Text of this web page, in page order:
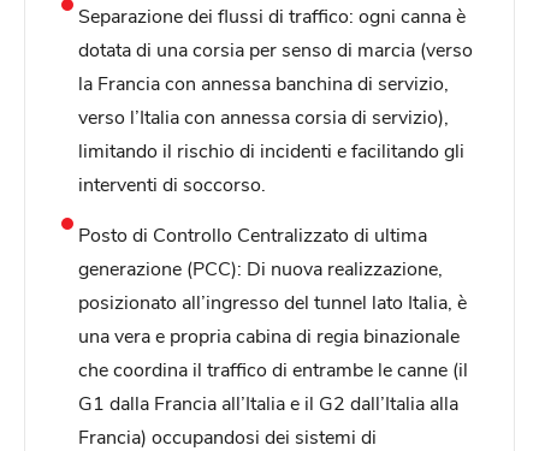
Separazione dei flussi di traffico: ogni canna è
dotata di una corsia per senso di marcia (verso
la Francia con annessa banchina di servizio,
verso l’Italia con annessa corsia di servizio),
limitando il rischio di incidenti e facilitando gli
interventi di soccorso.
Posto di Controllo Centralizzato di ultima
generazione (PCC): Di nuova realizzazione,
posizionato all’ingresso del tunnel lato Italia, è
una vera e propria cabina di regia binazionale
che coordina il traffico di entrambe le canne (il
G1 dalla Francia all’Italia e il G2 dall’Italia alla
Francia) occupandosi dei sistemi di